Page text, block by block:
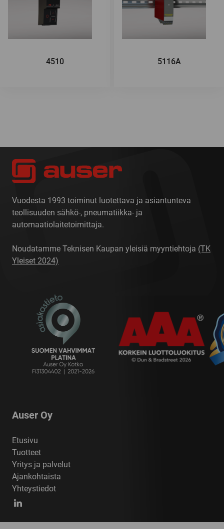
4510 5116A
Vuodesta 1993 toiminut luotettava ja asiantunteva
teollisuuden sähkö-, pneumatiikka- ja
automaatiolaitetoimittaja.
Noudatamme Teknisen Kaupan yleisiä myyntiehtoja (TK
Yleiset 2024)
Auser Oy
Etusivu
Tuotteet
Yritys ja palvelut
Ajankohtaista
Yhteystiedot